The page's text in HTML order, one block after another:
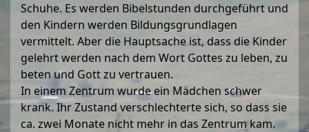
Schuhe. Es werden Bibelstunden durchgeführt und
den Kindern werden Bildungsgrundlagen
vermittelt. Aber die Hauptsache ist, dass die Kinder
gelehrt werden nach dem Wort Gottes zu leben, zu
beten und Gott zu vertrauen.
In einem Zentrum wurde ein Mädchen schwer
krank. Ihr Zustand verschlechterte sich, so dass sie
ca. zwei Monate nicht mehr in das Zentrum kam.